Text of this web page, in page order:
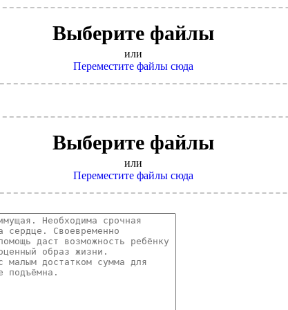
Выберите файлы
или
Переместите файлы сюда
Выберите файлы
или
Переместите файлы сюда